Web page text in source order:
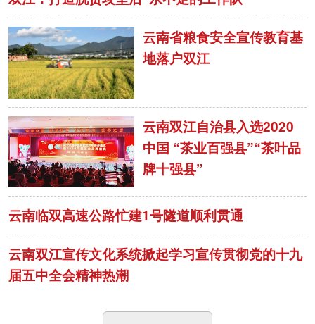
云南省粮食安全宣传教育基
地落户双江
云南双江自治县入选2020
中国 “茶业百强县”“茶叶品
牌十强县”
云南临双高速公路忙建1号隧道顺利贯通
云南双江宣传文化系统掀起学习宣传贯彻党的十九
届五中全会精神热潮